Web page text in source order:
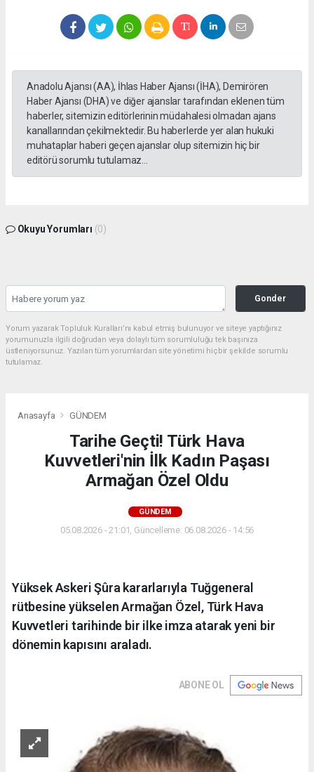
Anadolu Ajansı (AA), İhlas Haber Ajansı (İHA), Demirören
Haber Ajansı (DHA) ve diğer ajanslar tarafından eklenen tüm
haberler, sitemizin editörlerinin müdahalesi olmadan ajans
kanallarından çekilmektedir. Bu haberlerde yer alan hukuki
muhataplar haberi geçen ajanslar olup sitemizin hiç bir
editörü sorumlu tutulamaz...
Okuyu Yorumları (0)
Gonder
Yorum yazarak Topluluk Kuralları’nı kabul etmiş bulunuyor ve siteye yaptığınız
yorumunuzla ilgili doğrudan veya dolaylı tüm sorumluluğu tek başınıza
üstleniyorsunuz. Yazılan tüm yorumlardan site yönetimi hiçbir şekilde sorumlu
tutulamaz.
Anasayfa GÜNDEM
Tarihe Geçti! Türk Hava
Kuvvetleri'nin İlk Kadın Paşası
Armağan Özel Oldu
GÜNDEM
05.08.2026 - 21:01, Güncelleme: 06.08.2026 - 14:56
Yüksek Askeri Şûra kararlarıyla Tuğgeneral
rütbesine yükselen Armağan Özel, Türk Hava
Kuvvetleri tarihinde bir ilke imza atarak yeni bir
dönemin kapısını araladı.
ABONE OL